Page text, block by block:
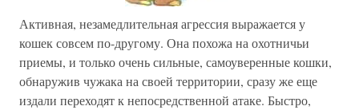
Активная, незамедлительная агрессия выражается у
кошек совсем по-другому. Она похожа на охотничьи
приемы, и только очень сильные, самоуверенные кошки,
обнаружив чужака на своей территории, сразу же еще
издали переходят к непосредственной атаке. Быстро,